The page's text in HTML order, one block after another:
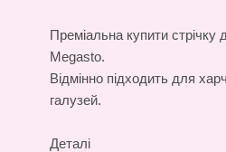
Преміальна купити стрічку
Megasto.
Відмінно підходить для
галузей.
Деталі